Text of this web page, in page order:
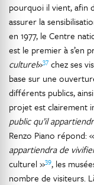
pourquoi il vient, afin
assurer la
en 1977, le Centre
est le premier à s’en
culturel»37 chez ses
base sur une
différents publics,
projet est clairement
public qu’il
Renzo Piano répond: «
appartiendra de
culturel »39, les
nombre de visiteurs.